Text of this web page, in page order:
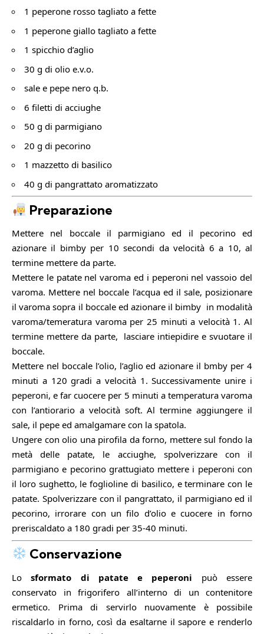
1 peperone rosso tagliato a fette
1 peperone giallo tagliato a fette
1 spicchio d’aglio
30 g di olio e.v.o.
sale e pepe nero q.b.
6 filetti di acciughe
50 g di parmigiano
20 g di pecorino
1 mazzetto di basilico
40 g di pangrattato aromatizzato
Preparazione
Mettere nel boccale il parmigiano ed il pecorino ed
azionare il bimby per 10 secondi da velocità 6 a 10, al
termine mettere da parte.
Mettere le patate nel varoma ed i peperoni nel vassoio del
varoma. Mettere nel boccale l’acqua ed il sale, posizionare
il varoma sopra il boccale ed azionare il bimby in modalità
varoma/temeratura varoma per 25 minuti a velocità 1. Al
termine mettere da parte, lasciare intiepidire e svuotare il
boccale.
Mettere nel boccale l’olio, l’aglio ed azionare il bmby per 4
minuti a 120 gradi a velocità 1. Successivamente unire i
peperoni, e far cuocere per 5 minuti a temperatura varoma
con l’antiorario a velocità soft. Al termine aggiungere il
sale, il pepe ed amalgamare con la spatola.
Ungere con olio una pirofila da forno, mettere sul fondo la
metà delle patate, le acciughe, spolverizzare con il
parmigiano e pecorino grattugiato mettere i peperoni con
il loro sughetto, le foglioline di basilico, e terminare con le
patate. Spolverizzare con il pangrattato, il parmigiano ed il
pecorino, irrorare con un filo d’olio e cuocere in forno
preriscaldato a 180 gradi per 35-40 minuti.
Conservazione
Losformato di patate e peperoni può essere
conservato in frigorifero all’interno di un contenitore
ermetico. Prima di servirlo nuovamente è possibile
riscaldarlo in forno, così da esaltarne il sapore e renderlo